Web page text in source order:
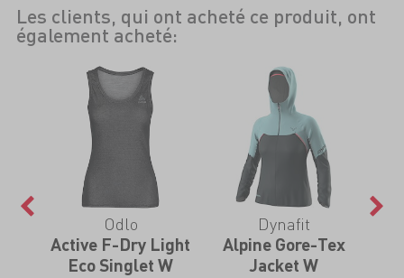
Les clients, qui ont acheté ce produit, ont
également acheté:
Odlo
Active F-Dry Light
Eco Singlet W
Dynafit
Alpine Gore-Tex
Jacket W